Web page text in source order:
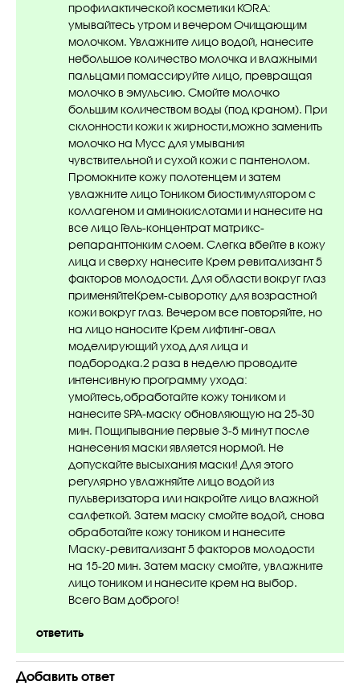
профилактической косметики KORA:
умывайтесь утром и вечером Очищающим
молочком. Увлажните лицо водой, нанесите
небольшое количество молочка и влажными
пальцами помассируйте лицо, превращая
молочко в эмульсию. Смойте молочко
большим количеством воды (под краном). При
склонности кожи к жирности,можно заменить
молочко на Мусс для умывания
чувствительной и сухой кожи с пантенолом.
Промокните кожу полотенцем и затем
увлажните лицо Тоником биостимулятором с
коллагеном и аминокислотами и нанесите на
все лицо Гель-концентрат матрикс-
репаранттонким слоем. Слегка вбейте в кожу
лица и сверху нанесите Крем ревитализант 5
факторов молодости. Для области вокруг глаз
применяйтеКрем-сыворотку для возрастной
кожи вокруг глаз. Вечером все повторяйте, но
на лицо наносите Крем лифтинг-овал
моделирующий уход для лица и
подбородка.2 раза в неделю проводите
интенсивную программу ухода:
умойтесь,обработайте кожу тоником и
нанесите SPA-маску обновляющую на 25-30
мин. Пощипывание первые 3-5 минут после
нанесения маски является нормой. Не
допускайте высыхания маски! Для этого
регулярно увлажняйте лицо водой из
пульверизатора или накройте лицо влажной
салфеткой. Затем маску смойте водой, снова
обработайте кожу тоником и нанесите
Маску-ревитализант 5 факторов молодости
на 15-20 мин. Затем маску смойте, увлажните
лицо тоником и нанесите крем на выбор.
Всего Вам доброго!
ответить
Добавить ответ